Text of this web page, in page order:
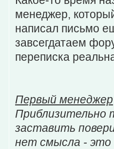
менеджер,
написал письмо
завсегдатаем
переписка
Первый менеджер
Приблизительно
заставить
нет смысла - это